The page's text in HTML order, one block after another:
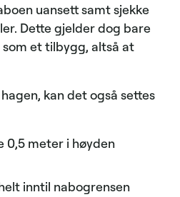
uansett samt sjekke
Dette gjelder dog bare
et tilbygg, altså at
kan det også settes
0,5 meter i høyden
inntil nabogrensen